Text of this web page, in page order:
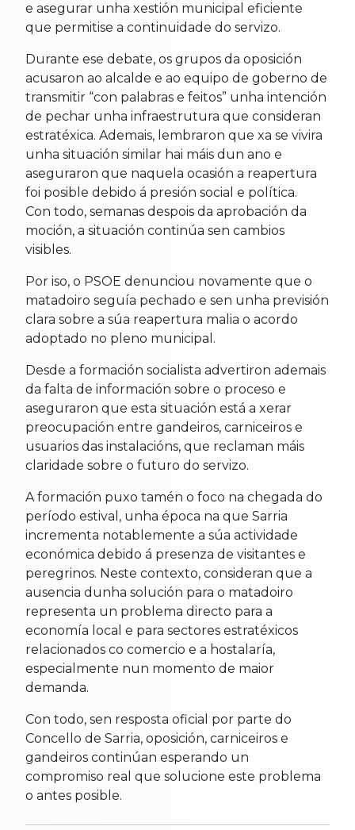
e asegurar unha xestión municipal eficiente
que permitise a continuidade do servizo.
Durante ese debate, os grupos da oposición
acusaron ao alcalde e ao equipo de goberno de
transmitir “con palabras e feitos” unha intención
de pechar unha infraestrutura que consideran
estratéxica. Ademais, lembraron que xa se vivira
unha situación similar hai máis dun ano e
aseguraron que naquela ocasión a reapertura
foi posible debido á presión social e política.
Con todo, semanas despois da aprobación da
moción, a situación continúa sen cambios
visibles.
Por iso, o PSOE denunciou novamente que o
matadoiro seguía pechado e sen unha previsión
clara sobre a súa reapertura malia o acordo
adoptado no pleno municipal.
Desde a formación socialista advertiron ademais
da falta de información sobre o proceso e
aseguraron que esta situación está a xerar
preocupación entre gandeiros, carniceiros e
usuarios das instalacións, que reclaman máis
claridade sobre o futuro do servizo.
A formación puxo tamén o foco na chegada do
período estival, unha época na que Sarria
incrementa notablemente a súa actividade
económica debido á presenza de visitantes e
peregrinos. Neste contexto, consideran que a
ausencia dunha solución para o matadoiro
representa un problema directo para a
economía local e para sectores estratéxicos
relacionados co comercio e a hostalaría,
especialmente nun momento de maior
demanda.
Con todo, sen resposta oficial por parte do
Concello de Sarria, oposición, carniceiros e
gandeiros continúan esperando un
compromiso real que solucione este problema
o antes posible.